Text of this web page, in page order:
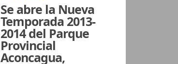
Se abre la Nueva
Temporada 2013-
2014 del Parque
Provincial
Aconcagua,